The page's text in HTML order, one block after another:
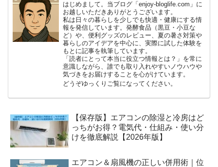
はじめまして。当ブログ「enjoy-bloglife.com」に
お越しいただきありがとうございます。
私は日々の暮らしを少しでも快適・健康にする情
報を発信しています。発酵食品（黒豆・小豆な
ど）や、便利グッズのレビュー、夏の暑さ対策や
暮らしのアイデアを中心に、実際に試した体験を
もとに記事を執筆しています。
「読者にとって本当に役立つ情報とは？」を常に
意識しながら、誰でも取り入れやすいノウハウや
気づきをお届けすることを心がけています。
どうぞゆっくりご覧になってください。
【保存版】エアコンの除湿と冷房はど
っちがお得？電気代・仕組み・使い分
けを徹底解説【2026年版】
エアコン＆扇風機の正しい併用術｜位